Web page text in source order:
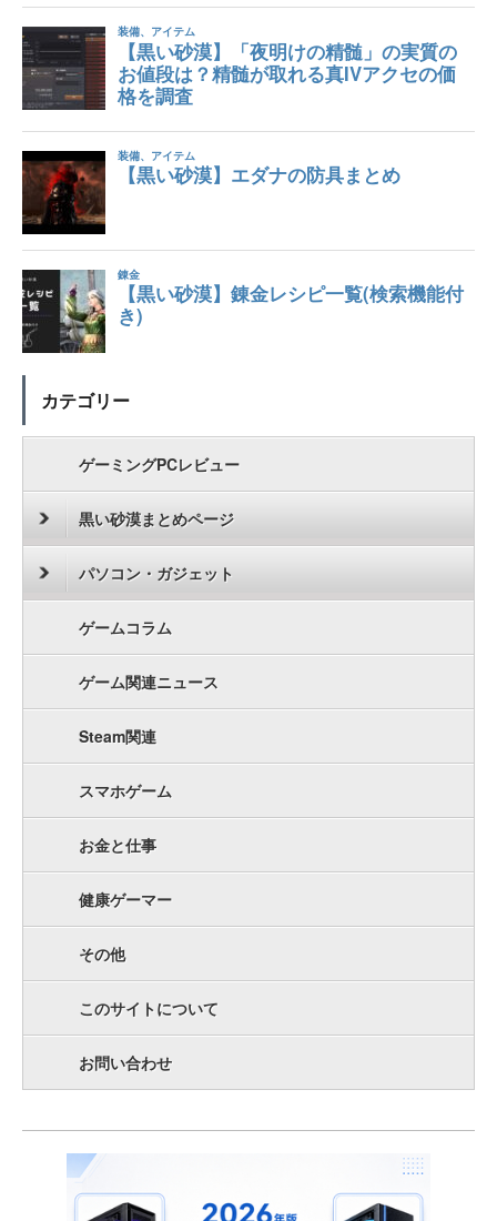
カテゴリー
ゲーミングPCレビュー
黒い砂漠まとめページ
パソコン・ガジェット
ゲームコラム
ゲーム関連ニュース
Steam関連
スマホゲーム
お金と仕事
健康ゲーマー
その他
このサイトについて
お問い合わせ